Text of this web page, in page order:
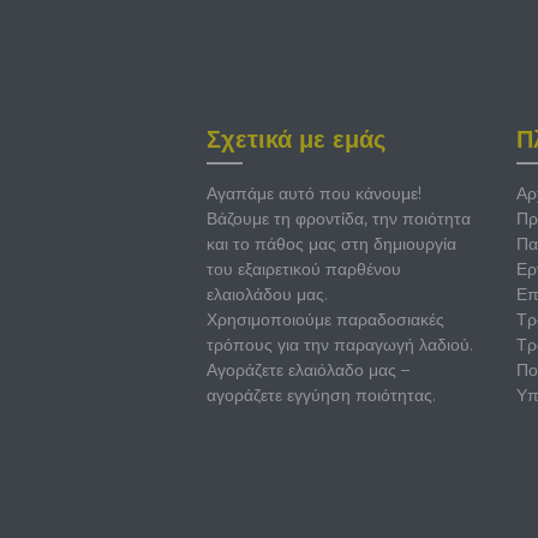
Σχετικά με εμάς
Αγαπάμε αυτό που κάνουμε!
Βάζουμε τη φροντίδα, την ποιότητα
και το πάθος μας στη δημιουργία
του εξαιρετικού παρθένου
ελαιολάδου μας.
Χρησιμοποιούμε παραδοσιακές
τρόπους για την παραγωγή λαδιού.
Αγοράζετε ελαιόλαδο μας –
αγοράζετε εγγύηση ποιότητας.